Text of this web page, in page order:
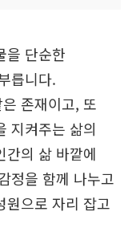
을 단순한
릅니다.
존재이고, 또
지켜주는 삶의
간의 삶 바깥에
정을 함께 나누고
원으로 자리 잡고